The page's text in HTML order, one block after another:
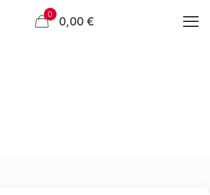
0 0,00 €